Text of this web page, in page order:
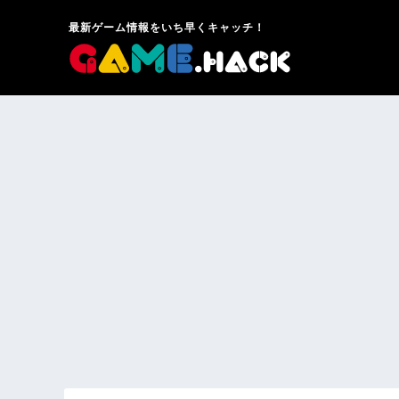
最新ゲーム情報をいち早くキャッチ！